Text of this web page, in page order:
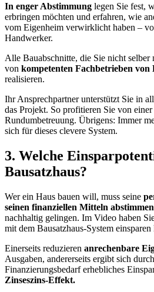
In enger Abstimmung legen Sie fest,
erbringen möchten und erfahren, wie
vom Eigenheim verwirklicht haben –
Handwerker.
Alle Bauabschnitte, die Sie nicht selber
von kompetenten Fachbetrieben von
realisieren.
Ihr Ansprechpartner unterstützt Sie in
das Projekt. So profitieren Sie von
Rundumbetreuung. Übrigens: Immer
sich für dieses clevere System.
3. Welche
Bausatzhaus?
Wer ein Haus bauen will, muss seine
seinen finanziellen Mitteln
nachhaltig gelingen. Im Video haben
mit dem Bausatzhaus-System einsparen
Einerseits reduzieren anrechenbare
Ausgaben, andererseits ergibt sich
Finanzierungsbedarf erhebliches
Zinseszins-Effekt.